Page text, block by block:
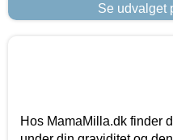
Se udvalget
Hos MamaMilla.dk finder